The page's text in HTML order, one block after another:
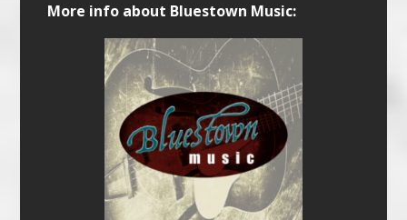
More info about Bluestown Music: